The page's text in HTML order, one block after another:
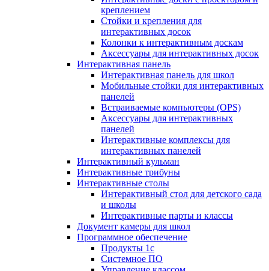
креплением
Стойки и крепления для
интерактивных досок
Колонки к интерактивным доскам
Аксессуары для интерактивных досок
Интерактивная панель
Интерактивная панель для школ
Мобильные стойки для интерактивных
панелей
Встраиваемые компьютеры (OPS)
Аксессуары для интерактивных
панелей
Интерактивные комплексы для
интерактивных панелей
Интерактивный кульман
Интерактивные трибуны
Интерактивные столы
Интерактивный стол для детского сада
и школы
Интерактивные парты и классы
Документ камеры для школ
Программное обеспечение
Продукты 1с
Системное ПО